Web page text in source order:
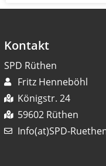
Kontakt
SPD Rüthen
Fritz Henneböhl
Königstr. 24
59602 Rüthen
Info(at)SPD-